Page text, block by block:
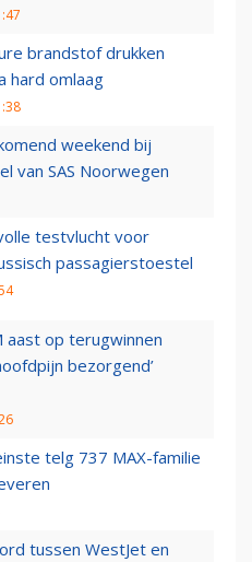
brandstof drukken
hard omlaag
weekend bij
van SAS Noorwegen
testvlucht voor
passagierstoestel
aast op terugwinnen
bezorgend’
telg 737 MAX-familie
tussen WestJet en